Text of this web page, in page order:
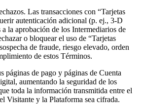
Las transacciones con “Tarjetas
autenticación adicional (p. ej., 3-D
a la aprobación de los Intermediarios de
o bloquear el uso de “Tarjetas
de fraude, riesgo elevado, orden
de estos Términos.
páginas de pago y páginas de Cuenta
aumentando la seguridad de los
toda la información transmitida entre el
Visitante y la Plataforma sea cifrada.